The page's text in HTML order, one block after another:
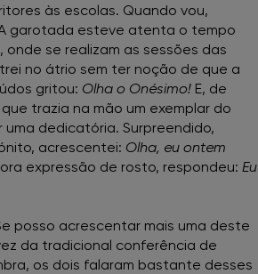
às escolas. Quando vou,
garotada esteve atenta o tempo
se realizam as sessões das
no átrio sem ter noção de que a
gritou: Olha o Onésimo! E, de
trazia na mão um exemplar do
dedicatória. Surpreendido,
acrescentei: Olha, eu ontem
expressão de rosto, respondeu: Eu
posso acrescentar mais uma deste
da tradicional conferência de
os dois falaram bastante desses